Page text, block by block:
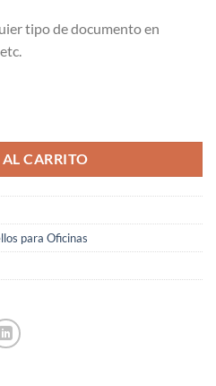
tipo de documento en
CARRITO
para Oficinas